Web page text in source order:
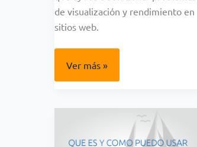
de visualización y rendimiento en
sitios web.
¿COMO
EL
NUESTROS
NAVEGADORES
WEB?
Ver más »